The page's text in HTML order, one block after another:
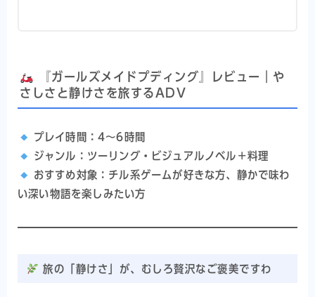
『ガールズメイドプディング』レビュー｜や
さしさと静けさを旅するADV
プレイ時間：4～6時間
ジャンル：ツーリング・ビジュアルノベル＋料理
おすすめ対象：チル系ゲームが好きな方、静かで味わ
い深い物語を楽しみたい方
旅の「静けさ」が、むしろ贅沢なご褒美ですわ